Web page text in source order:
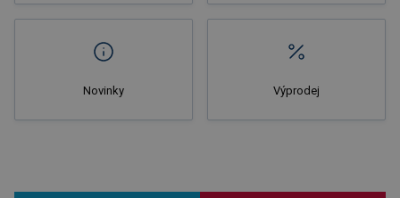
Novinky Výprodej